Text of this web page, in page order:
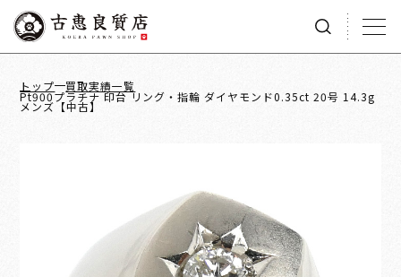
トップ 買取実績一覧
Pt900プラチナ 印台 リング・指輪 ダイヤモンド0.35ct 20号 14.3g
メンズ【中古】